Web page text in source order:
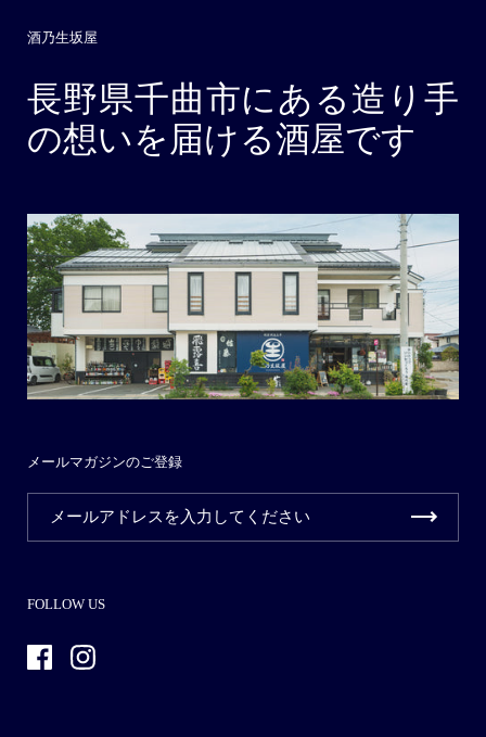
酒乃生坂屋
長野県千曲市にある造り手
の想いを届ける酒屋です
メールマガジンのご登録
FOLLOW US
FacebookInstagram